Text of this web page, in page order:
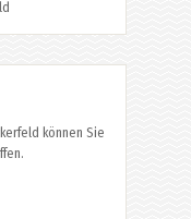
können Sie